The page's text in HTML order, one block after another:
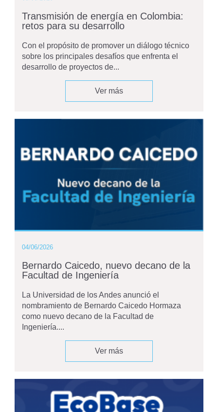
Transmisión de energía en Colombia:
retos para su desarrollo
Con el propósito de promover un diálogo técnico
sobre los principales desafíos que enfrenta el
desarrollo de proyectos de...
Ver más
04/06/2026
Bernardo Caicedo, nuevo decano de la
Facultad de Ingeniería
La Universidad de los Andes anunció el
nombramiento de Bernardo Caicedo Hormaza
como nuevo decano de la Facultad de
Ingeniería....
Ver más